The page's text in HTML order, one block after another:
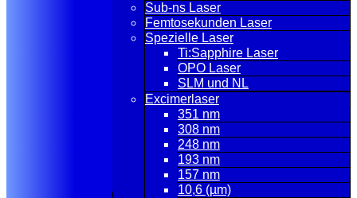
Sub-ns Laser
Femtosekunden Laser
Spezielle Laser
Ti:Sapphire Laser
OPO Laser
SLM und NL
Excimerlaser
351 nm
308 nm
248 nm
193 nm
157 nm
10,6 (µm)